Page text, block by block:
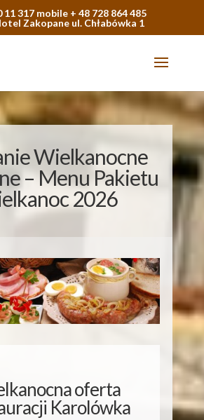
11 317 mobile + 48 728 864 485
Zakopane ul. Chłabówka 1
Wielkanocne
– Menu Pakietu
2026
oferta
Karolówka